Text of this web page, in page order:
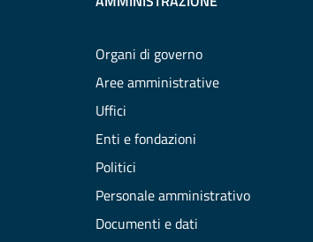
Organi di governo
Aree amministrative
Uffici
Enti e fondazioni
Politici
Personale amministrativo
Documenti e dati